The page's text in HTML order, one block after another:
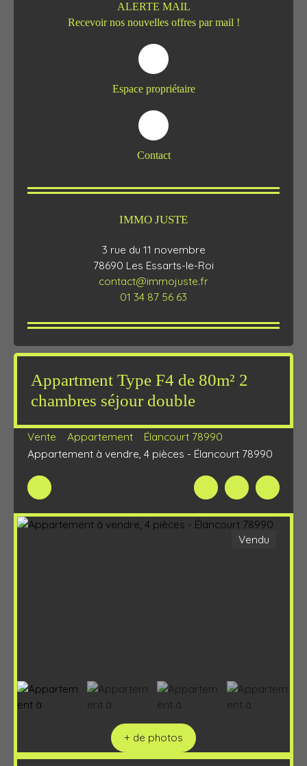
ALERTE MAIL
Recevoir nos nouvelles offres par mail !
Espace propriétaire
Contact
IMMO JUSTE
3 rue du 11 novembre
78690 Les Essarts-le-Roi
contact@immojuste.fr
01 34 87 56 63
Appartment Type F4 de 80m² 2
chambres séjour double
Vente Appartement
Élancourt 78990
Appartement à vendre, 4 pièces - Élancourt 78990
Vendu
+ de photos